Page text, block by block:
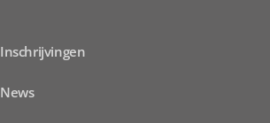
Inschrijvingen
News